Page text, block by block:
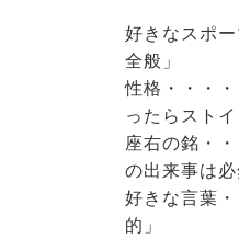
好きなスポ
全般」
性格・・・
ったらストイ
座右の銘・
の出来事は必
好きな言葉
的」